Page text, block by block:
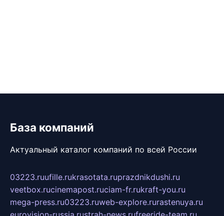
База компаний
Актуальный каталог компаний по всей России
03223.ruufille.rukrasotata.ruprazdnikdushi.ru
veetbox.rucinemapost.ruciam-fr.rukraft-you.ru
mega-press.ru03223.ruweb-explore.rurastenuya.ru